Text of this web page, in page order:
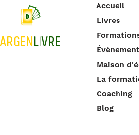
ARGENLIVRE
Accueil
Livres
Maison
La
Coaching
Blog